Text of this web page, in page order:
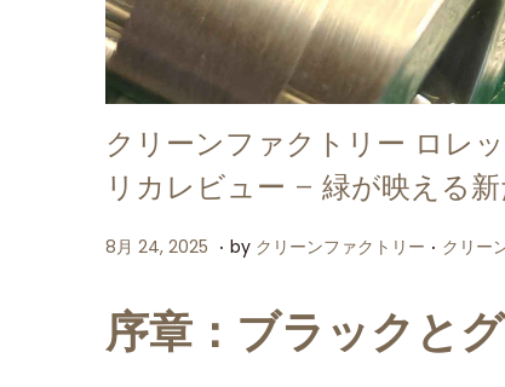
クリーンファクトリー ロレ
リカレビュー – 緑が映える
P
s
t
8月 24, 2025 8
4
. by クリーンファクトリー . P
t
クリー
序章：ブラックと